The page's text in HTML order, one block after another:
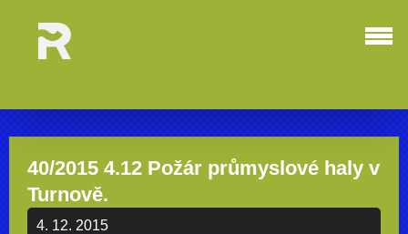
40/2015 4.12 Požár průmyslové haly v
Turnově.
4. 12. 2015